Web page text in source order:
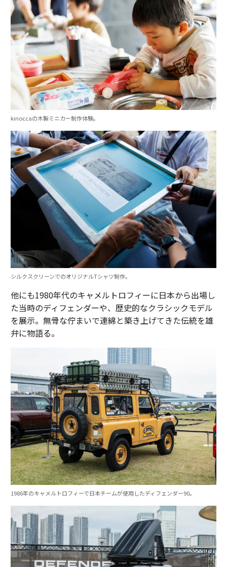
kinoccaの木製ミニカー制作体験。
シルクスクリーンでのオリジナルTシャツ制作。
他にも1980年代のキャメルトロフィーに日本から出場し
た当時のディフェンダーや、歴史的なクラシックモデル
を展示。無骨な佇まいで連綿と築き上げてきた伝統を雄
弁に物語る。
1986年のキャメルトロフィーで日本チームが使用したディフェンダー90。